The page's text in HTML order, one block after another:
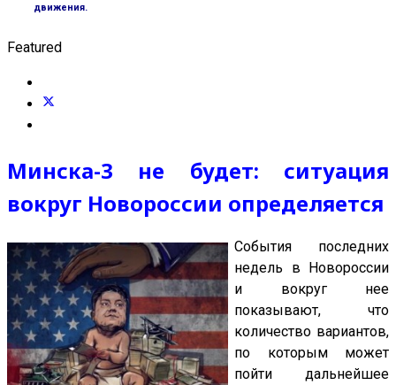
движения.
Featured
Минска-3 не будет: ситуация
вокруг Новороссии определяется
События последних
недель в Новороссии
и вокруг нее
показывают, что
количество вариантов,
по которым может
пойти дальнейшее